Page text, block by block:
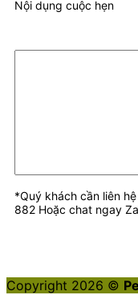
Nội dụng cuộc hẹn
*Quý khách cần liên
882 Hoặc chat ngay
Copyright 2026 ©